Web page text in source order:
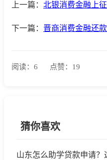
上一篇： 北银消费金融上
下一篇： 晋商消费金融还
阅读：6 点赞：19
猜你喜欢
山东怎么助学贷款申请